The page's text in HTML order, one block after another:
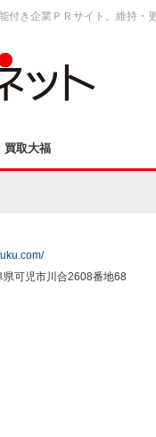
付き企業ＰＲサイト。維持・
買取大福
可児市川合2608番地68